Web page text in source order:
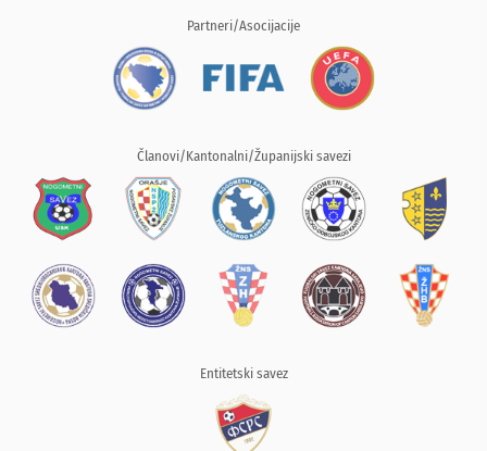
Partneri/Asocijacije
Članovi/Kantonalni/Županijski savezi
Entitetski savez